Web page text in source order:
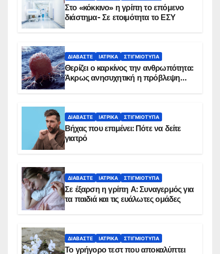
Στο «κόκκινο» η γρίπη το επόμενο
διάστημα- Σε ετοιμότητα το ΕΣΥ
ΔΙΑΒΆΣΤΕ ΙΑΤΡΙΚΆ ΣΤΙΓΜΙΌΤΥΠΑ
Θερίζει ο καρκίνος την ανθρωπότητα:
Άκρως ανησυχητική η πρόβλεψη…
ΔΙΑΒΆΣΤΕ ΙΑΤΡΙΚΆ ΣΤΙΓΜΙΌΤΥΠΑ
Βήχας που επιμένει: Πότε να δείτε
γιατρό
ΔΙΑΒΆΣΤΕ ΙΑΤΡΙΚΆ ΣΤΙΓΜΙΌΤΥΠΑ
Σε έξαρση η γρίπη Α: Συναγερμός για
τα παιδιά και τις ευάλωτες ομάδες
ΔΙΑΒΆΣΤΕ ΙΑΤΡΙΚΆ ΣΤΙΓΜΙΌΤΥΠΑ
Το γρήγορο τεστ που αποκαλύπτει